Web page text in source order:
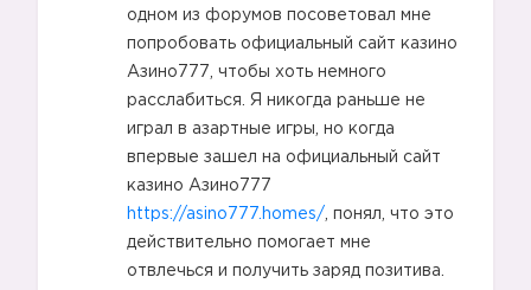
одном из форумов посоветовал мне
попробовать официальный сайт казино
Азино777, чтобы хоть немного
расслабиться. Я никогда раньше не
играл в азартные игры, но когда
впервые зашел на официальный сайт
казино Азино777
https://asino777.homes/ , понял, что это
действительно помогает мне
отвлечься и получить заряд позитива.